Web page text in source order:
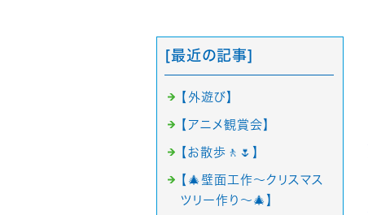
[最近の記事]
【外遊び】
【アニメ観賞会】
【お散歩🚶🌷】
【🎄壁面工作〜クリスマス
ツリー作り〜🎄】